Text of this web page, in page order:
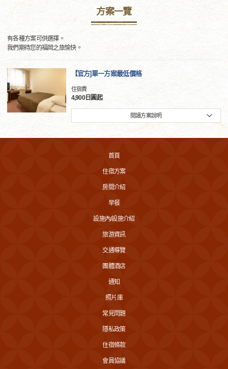
方案一覽
有各種方案可供選擇。
我們期待您的福岡之旅愉快。
【官方]單一方案最低價格
住宿費
4,900日圓起
閱讀方案說明
首頁
住宿方案
房間介紹
早餐
設施內/設施介紹
旅游資訊
交通導覽
團體酒店
通知
照片庫
常見問題
隱私政策
住宿條款
會員協議